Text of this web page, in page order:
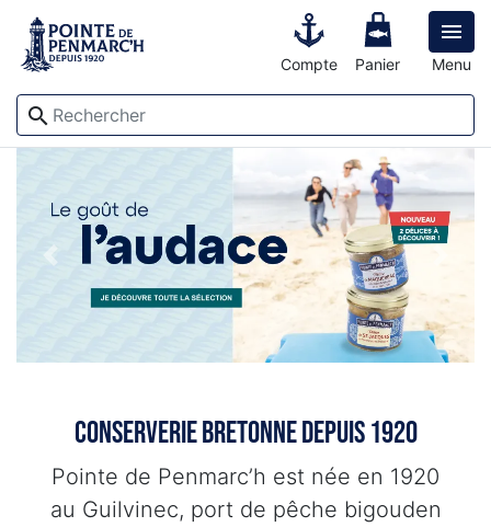

Menu
search
Compte Panier
Previous
Conserverie bretonne depuis 1920
Pointe de Penmarc’h est née en 1920
au Guilvinec, port de pêche bigouden